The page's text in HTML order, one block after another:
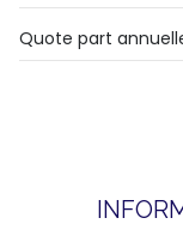
cave
quartier
Quote part